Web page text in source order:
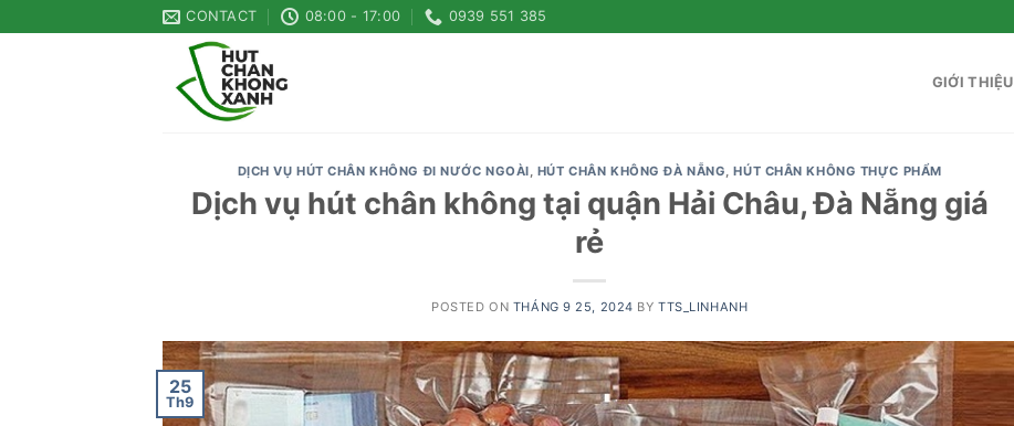
to
CONTACT 08:00 - 17:00 0939 551 385
GIỚI THIỆU
DỊCH VỤ HÚT CHÂN KHÔNG ĐI NƯỚC NGOÀI, HÚT CHÂN KHÔNG ĐÀ NẴNG,HÚT CHÂN KHÔNG THỰC PHẨM
Dịch vụ hút chân không tại quận Hải Châu, Đà Nẵng giá
rẻ
POSTED ON THÁNG 9 25, 2024 BYTTS_LINHANH
25
Th9